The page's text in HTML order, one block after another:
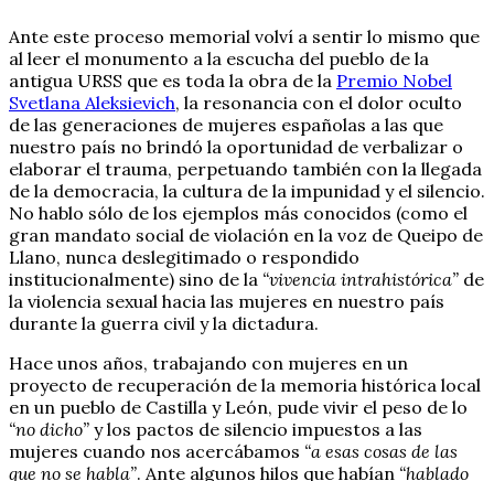
Ante este proceso memorial volví a sentir lo mismo que
al leer el monumento a la escucha del pueblo de la
antigua URSS que es toda la obra de la Premio Nobel
Svetlana Aleksievich, la resonancia con el dolor oculto
de las generaciones de mujeres españolas a las que
nuestro país no brindó la oportunidad de verbalizar o
elaborar el trauma, perpetuando también con la llegada
de la democracia, la cultura de la impunidad y el silencio.
No hablo sólo de los ejemplos más conocidos (como el
gran mandato social de violación en la voz de Queipo de
Llano, nunca deslegitimado o respondido
institucionalmente) sino de la “vivencia intrahistórica” de
la violencia sexual hacia las mujeres en nuestro país
durante la guerra civil y la dictadura.
Hace unos años, trabajando con mujeres en un
proyecto de recuperación de la memoria histórica local
en un pueblo de Castilla y León, pude vivir el peso de lo
“no dicho” y los pactos de silencio impuestos a las
mujeres cuando nos acercábamos “a esas cosas de las
que no se habla”. Ante algunos hilos que habían “hablado